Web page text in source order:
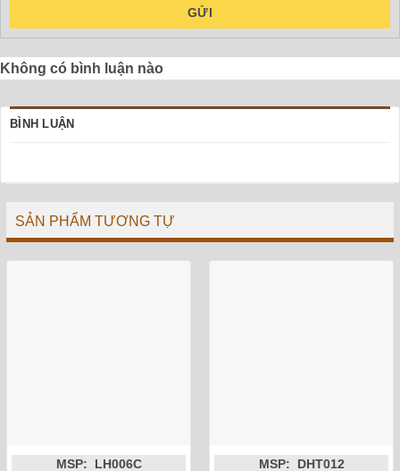
GỬI
Không có bình luận nào
BÌNH LUẬN
SẢN PHẨM TƯƠNG TỰ
MSP: LH006C MSP: DHT012